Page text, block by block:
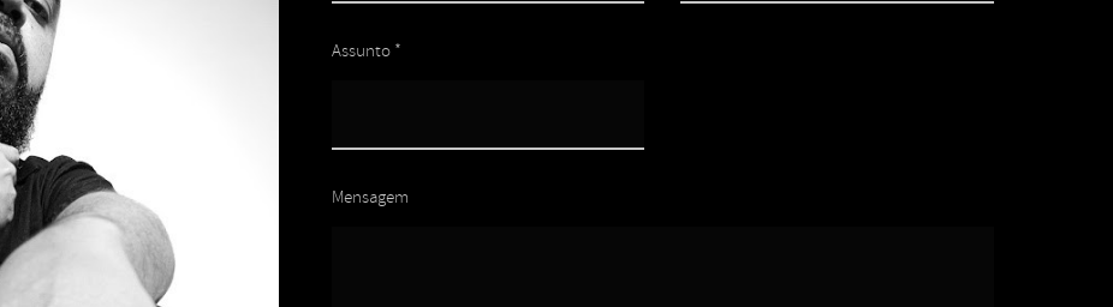
Assunto *
Mensagem